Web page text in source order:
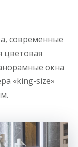
современные
цветовая
окна
«king-size»